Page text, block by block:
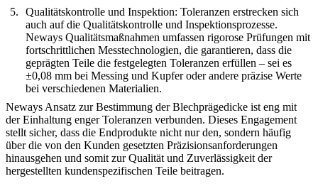
Qualitätskontrolle und Inspektion: Toleranzen erstrecken sich
auch auf die Qualitätskontrolle und Inspektionsprozesse.
Neways Qualitätsmaßnahmen umfassen rigorose Prüfungen mit
fortschrittlichen Messtechnologien, die garantieren, dass die
geprägten Teile die festgelegten Toleranzen erfüllen – sei es
±0,08 mm bei Messing und Kupfer oder andere präzise Werte
bei verschiedenen Materialien.
Neways Ansatz zur Bestimmung der Blechprägedicke ist eng mit
der Einhaltung enger Toleranzen verbunden. Dieses Engagement
stellt sicher, dass die Endprodukte nicht nur den, sondern häufig
über die von den Kunden gesetzten Präzisionsanforderungen
hinausgehen und somit zur Qualität und Zuverlässigkeit der
hergestellten kundenspezifischen Teile beitragen.